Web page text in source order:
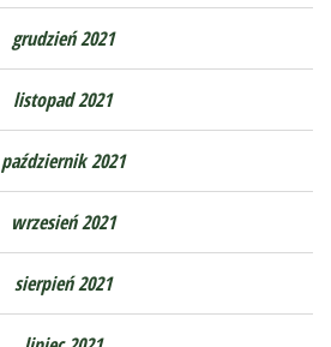
grudzień 2021
listopad 2021
październik 2021
wrzesień 2021
sierpień 2021